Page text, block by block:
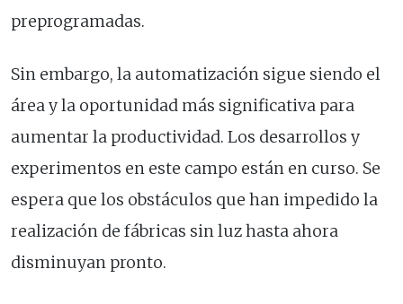
preprogramadas.
Sin embargo, la automatización sigue siendo el
área y la oportunidad más significativa para
aumentar la productividad. Los desarrollos y
experimentos en este campo están en curso. Se
espera que los obstáculos que han impedido la
realización de fábricas sin luz hasta ahora
disminuyan pronto.